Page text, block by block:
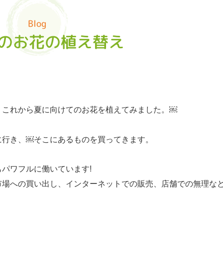
Blog
お花の植え替え
れから夏に向けてのお花を植えてみました。￼
き、￼そこにあるものを買ってきます。
ワフルに働いています!
への買い出し、インターネットでの販売、店舗での無理な